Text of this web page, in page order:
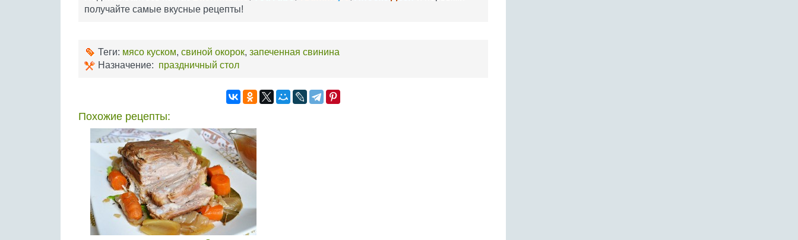
получайте самые вкусные рецепты!
Теги: мясо куском, свиной окорок, запеченная свинина
Назначение: праздничный стол
Похожие рецепты: